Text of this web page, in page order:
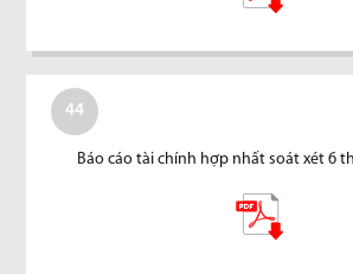
44
Báo cáo tài chính hợp nhất soát xét 6